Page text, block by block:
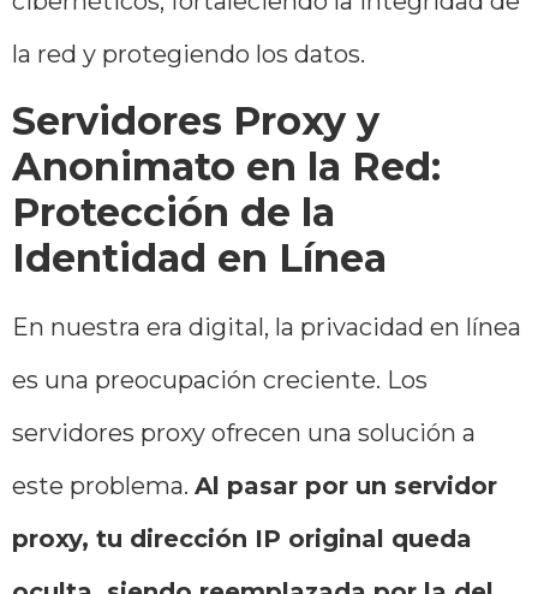
la red y protegiendo los datos.
Servidores Proxy y
Anonimato en la Red:
Protección de la
Identidad en Línea
En nuestra era digital, la privacidad en línea
es una preocupación creciente. Los
servidores proxy ofrecen una solución a
este problema. Al pasar por un servidor
proxy, tu dirección IP original queda